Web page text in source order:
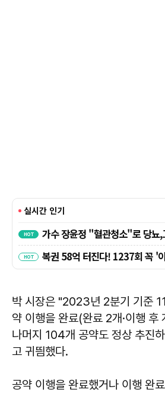
박 시장은 "2023년 2분기 기준
약 이행을 완료(완료 2개·이행 후
나머지 104개 공약도 정상 추진
고 귀띔했다.
공약 이행을 완료했거나 이행 완